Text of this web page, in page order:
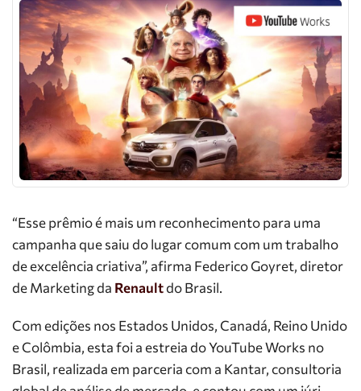
“Esse prêmio é mais um reconhecimento para uma
campanha que saiu do lugar comum com um trabalho
de excelência criativa”, afirma Federico Goyret, diretor
de Marketing da Renaultdo Brasil.
Com edições nos Estados Unidos, Canadá, Reino Unido
e Colômbia, esta foi a estreia do YouTube Works no
Brasil, realizada em parceria com a Kantar, consultoria